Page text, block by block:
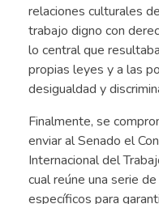
relaciones culturales
trabajo digno con
lo central que
propias leyes y a las
desigualdad y
Finalmente, se
enviar al Senado el
Internacional del
cual reúne una serie
específicos para